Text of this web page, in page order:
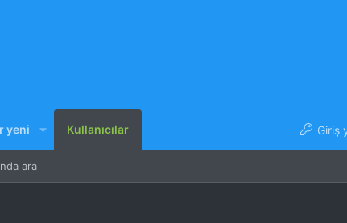
yeni Kullanıcılar Giriş
ara